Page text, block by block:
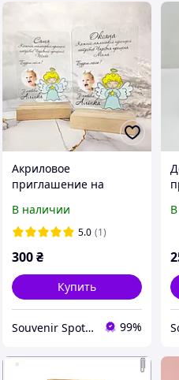
Акриловое
приглашение на
с именами и датой в
деревянной подставке
В наличии
5.0 (1)
300₴
Купить
Souvenir Spot - Оригинальные сувенирные изделия 99%